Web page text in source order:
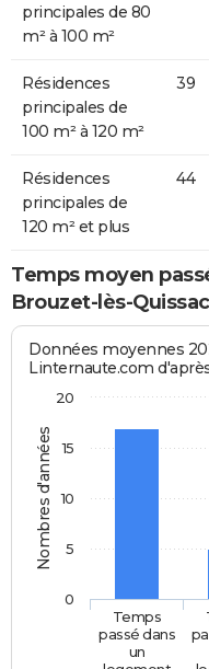
principales de 80
m² à 100 m²
Résidences
principales de
100 m² à 120 m²
39
Résidences
principales de
120 m² et plus
44
Temps moyen
Brouzet-lès-Quissac
Nombres d'années
Données moyennes
Linternaute.com
Temps
passé dans
un
0
5
10
15
20